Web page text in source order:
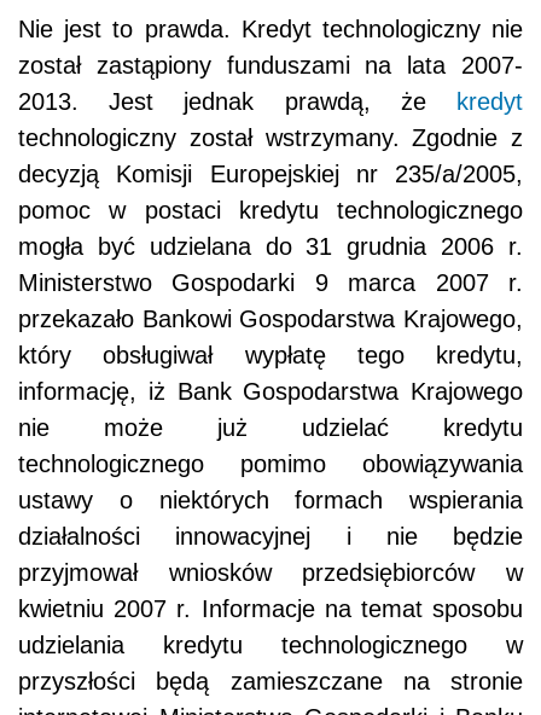
Nie jest to prawda. Kredyt technologiczny nie
został zastąpiony funduszami na lata 2007-
2013. Jest jednak prawdą, że
kredyt
technologiczny został wstrzymany. Zgodnie z
decyzją Komisji Europejskiej nr 235/a/2005,
pomoc w postaci kredytu technologicznego
mogła być udzielana do 31 grudnia 2006 r.
Ministerstwo Gospodarki 9 marca 2007 r.
przekazało Bankowi Gospodarstwa Krajowego,
który obsługiwał wypłatę tego kredytu,
informację, iż Bank Gospodarstwa Krajowego
nie może już udzielać kredytu
technologicznego pomimo obowiązywania
ustawy o niektórych formach wspierania
działalności innowacyjnej i nie będzie
przyjmował wniosków przedsiębiorców w
kwietniu 2007 r. Informacje na temat sposobu
udzielania kredytu technologicznego w
przyszłości będą zamieszczane na stronie